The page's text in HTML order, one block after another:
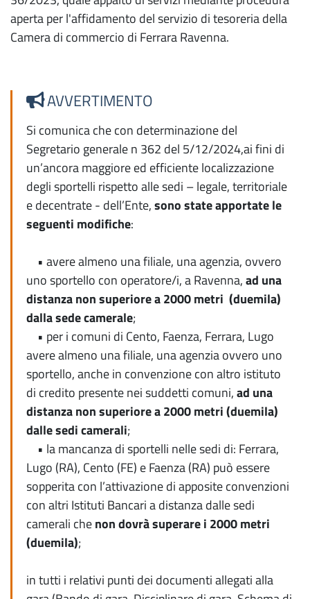
aperta per l'affidamento del servizio di tesoreria della
Camera di commercio di Ferrara Ravenna.
AVVERTIMENTO
Si comunica che con determinazione del
Segretario generale n 362 del 5/12/2024,ai fini di
un’ancora maggiore ed efficiente localizzazione
degli sportelli rispetto alle sedi – legale, territoriale
e decentrate - dell’Ente,sono state apportate le
seguenti modifiche:
• avere almeno una filiale, una agenzia, ovvero
uno sportello con operatore/i, a Ravenna,ad una
distanza non superiore a 2000 metri (duemila)
dalla sede camerale;
• per i comuni di Cento, Faenza, Ferrara, Lugo
avere almeno una filiale, una agenzia ovvero uno
sportello, anche in convenzione con altro istituto
di credito presente nei suddetti comuni,ad una
distanza non superiore a 2000 metri (duemila)
dalle sedi camerali;
• la mancanza di sportelli nelle sedi di: Ferrara,
Lugo (RA), Cento (FE) e Faenza (RA) può essere
sopperita con l’attivazione di apposite convenzioni
con altri Istituti Bancari a distanza dalle sedi
camerali chenon dovrà superare i 2000 metri
(duemila);
in tutti i relativi punti dei documenti allegati alla